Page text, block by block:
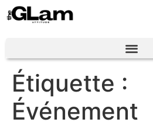
Étiquette :
Événement